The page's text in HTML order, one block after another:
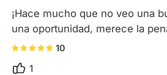
¡Hace mucho que no veo una
una oportunidad, merece la
10
1